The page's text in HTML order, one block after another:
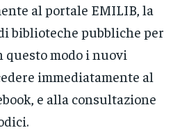
al portale EMILIB, la
biblioteche pubbliche per
modo i nuovi
immediatamente al
e alla consultazione